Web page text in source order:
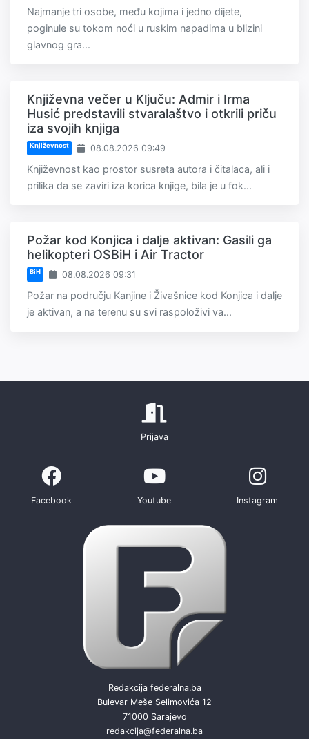
Najmanje tri osobe, među kojima i jedno dijete,
poginule su tokom noći u ruskim napadima u blizini
glavnog gra...
Književna večer u Ključu: Admir i Irma
Husić predstavili stvaralaštvo i otkrili priču
iza svojih knjiga
Književnost 08.08.2026 09:49
Književnost kao prostor susreta autora i čitalaca, ali i
prilika da se zaviri iza korica knjige, bila je u fok...
Požar kod Konjica i dalje aktivan: Gasili ga
helikopteri OSBiH i Air Tractor
BiH 08.08.2026 09:31
Požar na području Kanjine i Živašnice kod Konjica i dalje
je aktivan, a na terenu su svi raspoloživi va...
Prijava
Facebook Youtube Instagram
Redakcija federalna.ba
Bulevar Meše Selimovića 12
71000 Sarajevo
redakcija@federalna.ba